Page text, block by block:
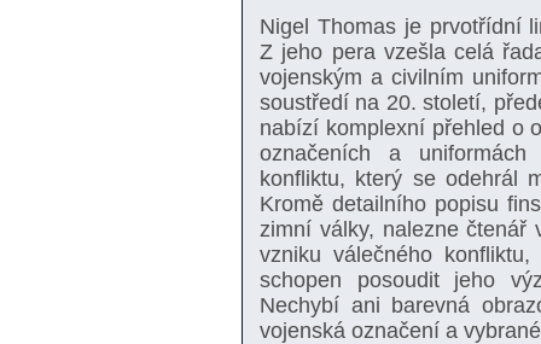
Nigel Thomas je prvotřídní
Z jeho pera vzešla celá
vojenským a civilním
soustředí na 20. století,
nabízí komplexní přehled o
označeních a
konfliktu, který se odehrál
Kromě detailního popisu
zimní války, nalezne čtenář
vzniku válečného
schopen posoudit jeho
Nechybí ani barevná
vojenská označení a